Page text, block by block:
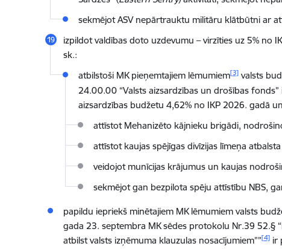
sekmējot ASV nepārtrauktu militāru klātbūtni ar
izpildot valdības doto uzdevumu – virzīties uz 5% no
sk.:
atbilstoši MK pieņemtajiem lēmumiem[3] valsts
24.00.00 “Valsts aizsardzības un drošības
aizsardzības budžetu 4,62% no IKP 2026. gadā
attīstot Mehanizēto kājnieku brigādi,
attīstot kaujas spējīgas divīzijas līmeņa
veidojot munīcijas krājumus un kaujas
sekmējot gan bezpilota spēju attīstību NBS,
papildu iepriekš minētajiem MK lēmumiem valsts
gada 23. septembra MK sēdes protokolu Nr.39 52.§
atbilst valsts izņēmuma klauzulas nosacījumiem””[4]ir